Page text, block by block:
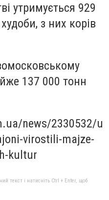
утримується 929
з них корів
137 000 тонн
news/2330532/u
virostili-majze-
kultur
текст і натисніть Ctrl + Enter, щоб